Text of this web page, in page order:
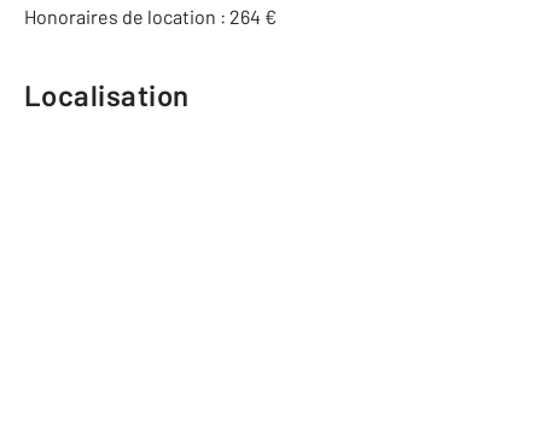
Honoraires de location : 264 €
Localisation